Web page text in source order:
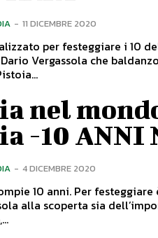
- 11 DICEMBRE 2020
per festeggiare i 10
Vergassola che
nel
-10 ANNI
- 4 DICEMBRE 2020
è stato realizzato un docufilm con
alla scoperta sia